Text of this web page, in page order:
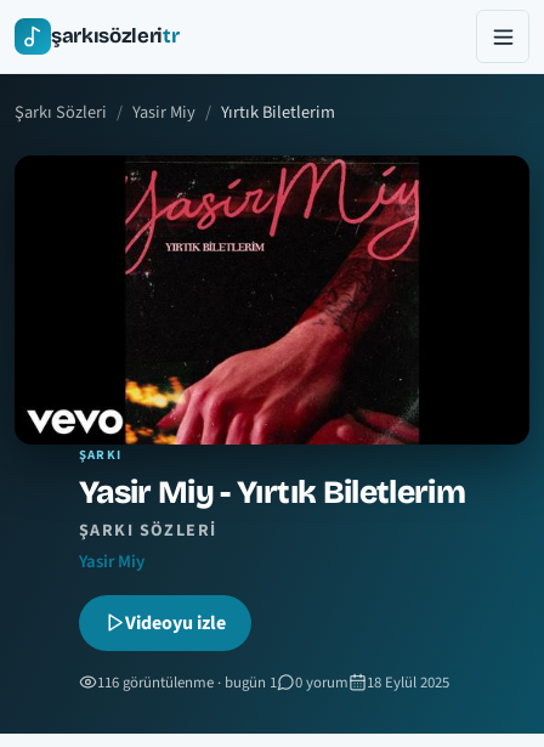
şarkısözleritr
Şarkı Sözleri Yasir Miy Yırtık Biletlerim
ŞARKI
Yasir Miy - Yırtık Biletlerim
ŞARKI SÖZLERI
Yasir Miy
Videoyu izle
116 görüntülenme · bugün 1 0 yorum 18 Eylül 2025